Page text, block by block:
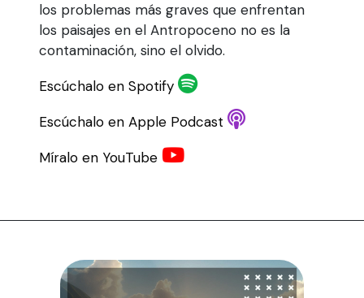
los problemas más graves que enfrentan
los paisajes en el Antropoceno no es la
contaminación, sino el olvido.
Escúchalo en Spotify
Escúchalo en Apple Podcast
Míralo en YouTube